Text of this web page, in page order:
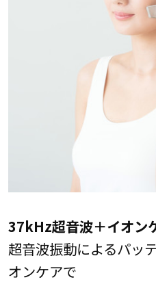
37kHz超音波＋イオン
超音波振動によるパッ
オンケアで